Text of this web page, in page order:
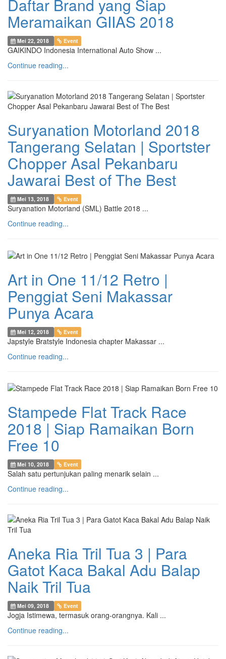
Daftar Brand yang Siap
Meramaikan GIIAS 2018
Mei 22, 2018 Event
GAIKINDO Indonesia International Auto Show ...
Continue reading...
Suryanation Motorland 2018
Tangerang Selatan | Sportster
Chopper Asal Pekanbaru
Jawarai Best of The Best
Mei 13, 2018 Event
Suryanation Motorland (SML) Battle 2018 ...
Continue reading...
Art in One 11/12 Retro |
Penggiat Seni Makassar
Punya Acara
Mei 12, 2018 Event
Japstyle Bratstyle Indonesia chapter Makassar ...
Continue reading...
Stampede Flat Track Race
2018 | Siap Ramaikan Born
Free 10
Mei 10, 2018 Event
Salah satu pertunjukan paling menarik selain ...
Continue reading...
Aneka Ria Tril Tua 3 | Para
Gatot Kaca Bakal Adu Balap
Naik Tril Tua
Mei 09, 2018 Event
Jogja Istimewa, termasuk orang-orangnya. Kali ...
Continue reading...